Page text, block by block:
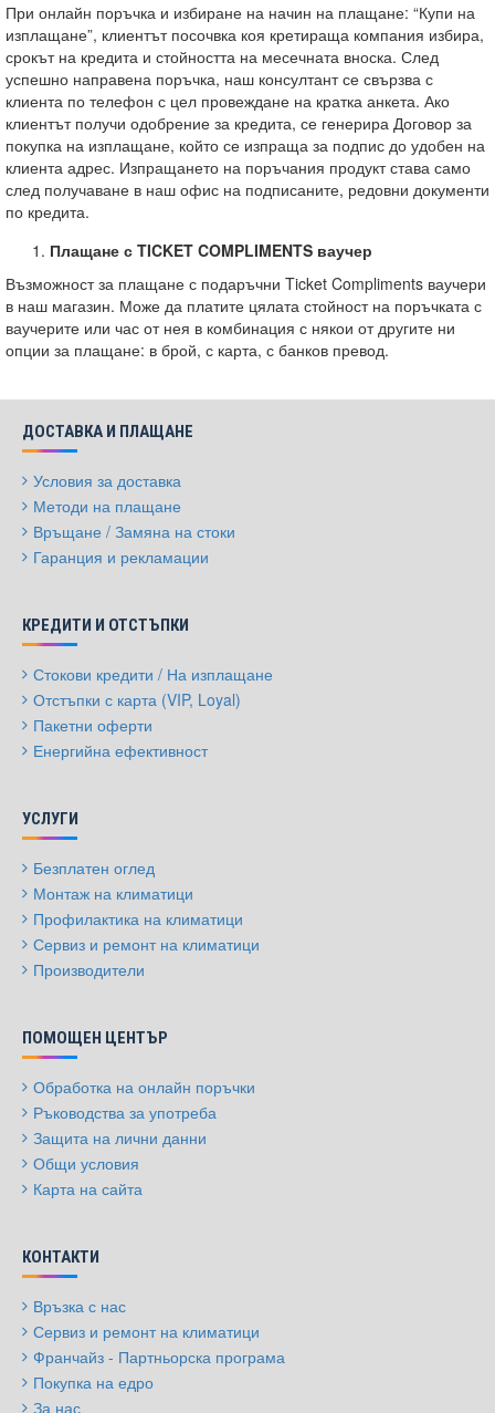
При онлайн поръчка и избиране на начин на плащане: “Купи на
изплащане”, клиентът посочвка коя кретираща компания избира,
срокът на кредита и стойността на месечната вноска. След
успешно направена поръчка, наш консултант се свързва с
клиента по телефон с цел провеждане на кратка анкета. Ако
клиентът получи одобрение за кредита, се генерира Договор за
покупка на изплащане, който се изпраща за подпис до удобен на
клиента адрес. Изпращането на поръчания продукт става само
след получаване в наш офис на подписаните, редовни документи
по кредита.
Плащане с TICKET COMPLIMENTS ваучер
Възможност за плащане с подаръчни Ticket Compliments ваучери
в наш магазин. Може да платите цялата стойност на поръчката с
ваучерите или час от нея в комбинация с някои от другите ни
опции за плащане: в брой, с карта, с банков превод.
ДОСТАВКА И ПЛАЩАНЕ
Условия за доставка
Методи на плащане
Връщане / Замяна на стоки
Гаранция и рекламации
КРЕДИТИ И ОТСТЪПКИ
Стокови кредити / На изплащане
Отстъпки с карта (VIP, Loyal)
Пакетни оферти
Енергийна ефективност
УСЛУГИ
Безплатен оглед
Монтаж на климатици
Профилактика на климатици
Сервиз и ремонт на климатици
Производители
ПОМОЩЕН ЦЕНТЪР
Обработка на онлайн поръчки
Ръководства за употреба
Защита на лични данни
Общи условия
Карта на сайта
КОНТАКТИ
Връзка с нас
Сервиз и ремонт на климатици
Франчайз - Партньорска програма
Покупка на едро
За нас